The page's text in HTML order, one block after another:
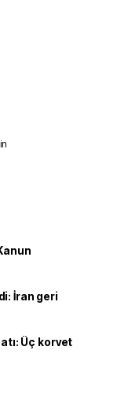
İran geri
Üç korvet